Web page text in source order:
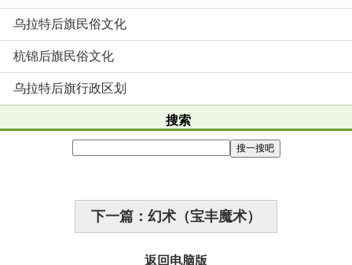
乌拉特后旗民俗文化
杭锦后旗民俗文化
乌拉特后旗行政区划
搜索
下一篇：幻术（宝丰魔术）
返回电脑版